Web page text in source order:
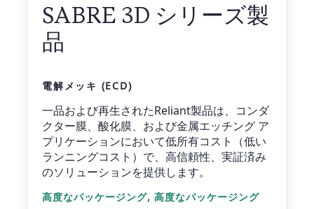
SABRE 3D シリーズ製
品
電解メッキ (ECD)
一品および再生されたReliant製品は、コンダ
クター膜、酸化膜、および金属エッチング ア
プリケーションにおいて低所有コスト（低い
ランニングコスト）で、高信頼性、実証済み
のソリューションを提供します。
高度なパッケージング, 高度なパッケージング